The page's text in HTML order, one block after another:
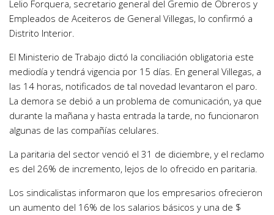
Lelio Forquera, secretario general del Gremio de Obreros y
Empleados de Aceiteros de General Villegas, lo confirmó a
Distrito Interior.
El Ministerio de Trabajo dictó la conciliación obligatoria este
mediodía y tendrá vigencia por 15 días. En general Villegas, a
las 14 horas, notificados de tal novedad levantaron el paro.
La demora se debió a un problema de comunicación, ya que
durante la mañana y hasta entrada la tarde, no funcionaron
algunas de las compañías celulares.
La paritaria del sector venció el 31 de diciembre, y el reclamo
es del 26% de incremento, lejos de lo ofrecido en paritaria.
Los sindicalistas informaron que los empresarios ofrecieron
un aumento del 16% de los salarios básicos y una de $